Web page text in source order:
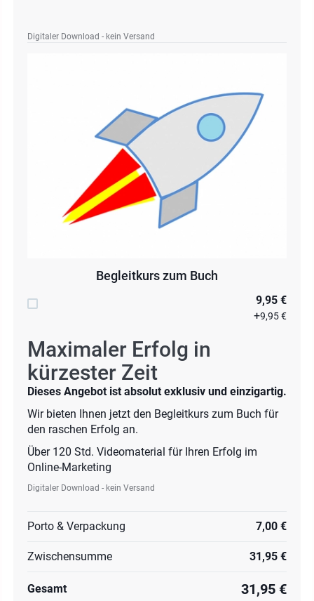
Digitaler Download - kein Versand
Begleitkurs zum Buch
9,95 €
+9,95 €
Maximaler Erfolg in
kürzester Zeit
Dieses Angebot ist absolut exklusiv und einzigartig.
Wir bieten Ihnen jetzt den Begleitkurs zum Buch für
den raschen Erfolg an.
Über 120 Std. Videomaterial für Ihren Erfolg im
Online-Marketing
Digitaler Download - kein Versand
Porto & Verpackung 7,00 €
Zwischensumme 31,95 €
Gesamt 31,95 €